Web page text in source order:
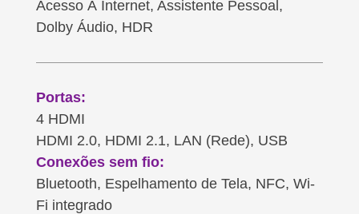
Acesso À Internet, Assistente Pessoal,
Dolby Áudio, HDR
Portas:
4 HDMI
HDMI 2.0, HDMI 2.1, LAN (Rede), USB
Conexões sem fio:
Bluetooth, Espelhamento de Tela, NFC, Wi-
Fi integrado